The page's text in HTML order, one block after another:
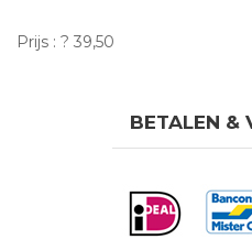
Prijs : ? 39,50
BETALEN &